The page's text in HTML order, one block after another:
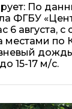
По
ФГБУ
6 августа,
местами по
15-17 м/с.